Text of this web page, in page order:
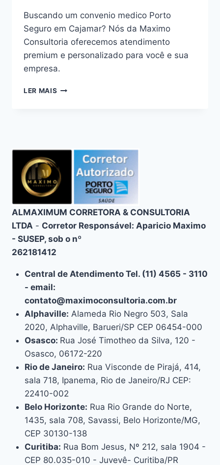
Buscando um convenio medico Porto
Seguro em Cajamar? Nós da Maximo
Consultoria oferecemos atendimento
premium e personalizado para você e sua
empresa.
LER MAIS CONVÊNIO
–
CONSULTORIA
ESPECIALIZADA
ALMAXIMUM CORRETORA & CONSULTORIA
LTDA - Corretor Responsável: Aparicio Maximo
- SUSEP, sob o nº
262181412
Central de Atendimento Tel. (11) 4565 - 3110
- email:
contato@maximoconsultoria.com.br
Alphaville: Alameda Rio Negro 503, Sala
2020, Alphaville, Barueri/SP CEP 06454-000
Osasco: Rua José Timotheo da Silva, 120 -
Osasco, 06172-220
Rio de Janeiro: Rua Visconde de Pirajá, 414,
sala 718, Ipanema, Rio de Janeiro/RJ CEP:
22410-002
Belo Horizonte: Rua Rio Grande do Norte,
1435, sala 708, Savassi, Belo Horizonte/MG,
CEP 30130-138
Curitiba: Rua Bom Jesus, Nº 212, sala 1904 -
CEP 80.035-010 - Juvevê- Curitiba/PR